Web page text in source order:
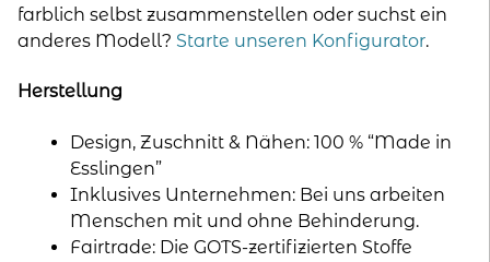
farblich selbst zusammenstellen oder suchst ein
anderes Modell? Starte unseren Konfigurator.
Herstellung
Design, Zuschnitt & Nähen: 100 % “Made in
Esslingen”
Inklusives Unternehmen: Bei uns arbeiten
Menschen mit und ohne Behinderung.
Fairtrade: Die GOTS-zertifizierten Stoffe